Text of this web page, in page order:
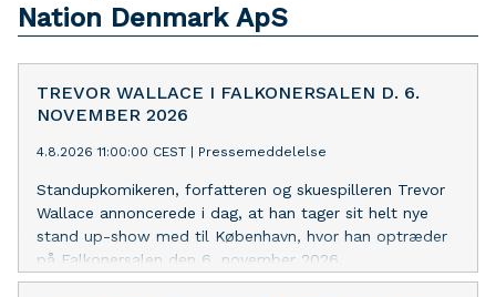
Nation Denmark ApS
TREVOR WALLACE I FALKONERSALEN D. 6.
NOVEMBER 2026
4.8.2026 11:00:00 CEST | Pressemeddelelse
Standupkomikeren, forfatteren og skuespilleren Trevor
Wallace annoncerede i dag, at han tager sit helt nye
stand up-show med til København, hvor han optræder
på Falkonersalen den 6. november 2026,